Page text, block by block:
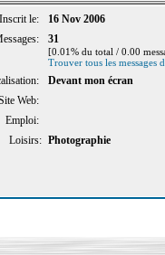
Inscrit le:
16 Nov 2006
31
[0.01% du total / 0.00
Trouver tous les messages
Devant mon écran
Web:
Emploi:
Loisirs: Photographie